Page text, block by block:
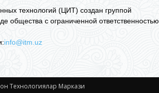
технологий (ЦИТ) создан группой
общества с ограниченной ответственностью.
info@itm.uz
Технологиялар Маркази